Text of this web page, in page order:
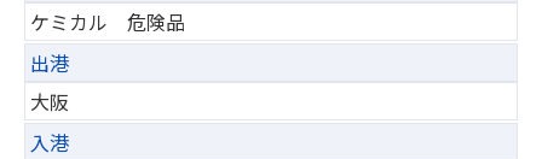
ケミカル 危険品
出港
大阪
入港